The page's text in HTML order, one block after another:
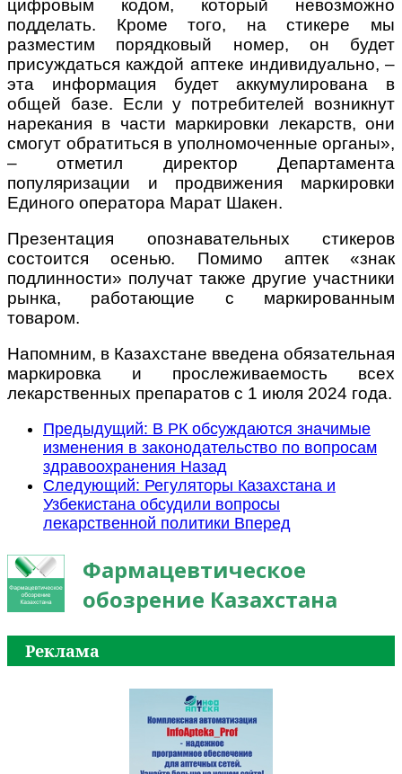
цифровым кодом, который невозможно
подделать. Кроме того, на стикере мы
разместим порядковый номер, он будет
присуждаться каждой аптеке индивидуально, –
эта информация будет аккумулирована в
общей базе. Если у потребителей возникнут
нарекания в части маркировки лекарств, они
смогут обратиться в уполномоченные органы»,
– отметил директор Департамента
популяризации и продвижения маркировки
Единого оператора Марат Шакен.
Презентация опознавательных стикеров
состоится осенью. Помимо аптек «знак
подлинности» получат также другие участники
рынка, работающие с маркированным
товаром.
Напомним, в Казахстане введена обязательная
маркировка и прослеживаемость всех
лекарственных препаратов с 1 июля 2024 года.
Предыдущий: В РК обсуждаются значимые
изменения в законодательство по вопросам
здравоохранения Назад
Следующий: Регуляторы Казахстана и
Узбекистана обсудили вопросы
лекарственной политики Вперед
Фармацевтическое
обозрение Казахстана
Реклама